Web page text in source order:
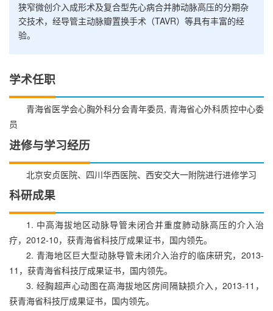
狭窄微创介入成形术及复合型先心病合并肺动脉高压的分期杂
交技术，经导管主动脉瓣置换手术（TAVR）等具有丰富的经
验。
学术任职
青海省医学会心胸外科分会青年委员, 青海省心外科质控中心委
员
进修与学习经历
北京安贞医院、四川华西医院、西安交大一附院进行进修学习
科研成果
1. 中高海拔地区动脉导管未闭合并重度肺动脉高压的介入治
疗，2012-10，获青海省科技厅成果证书，国内领先。
2. 青海地区巨大型动脉导管未闭介入治疗的临床研究，2013-
11，获青海省科技厅成果证书，国内领先。
3. 经胸超声心动图在高海拔地区房间隔缺损介入，2013-11，
获青海省科技厅成果证书，国内领先。